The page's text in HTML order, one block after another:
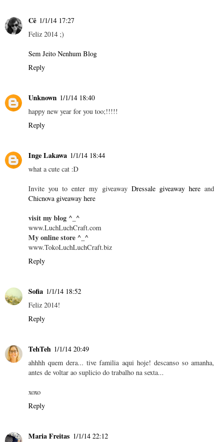
Cê 1/1/14 17:27
Feliz 2014 ;)
Sem Jeito Nenhum Blog
Reply
Unknown 1/1/14 18:40
happy new year for you too;!!!!!
Reply
Inge Lakawa 1/1/14 18:44
what a cute cat :D
Invite you to enter my giveaway Dressale giveaway hereand
Chicnova giveaway here
visit my blog ^_^
www.LuchLuchCraft.com
My online store ^_^
www.TokoLuchLuchCraft.biz
Reply
Sofia 1/1/14 18:52
Feliz 2014!
Reply
TehTeh 1/1/14 20:49
ahhhh quem dera... tive familia aqui hoje! descanso so amanha,
antes de voltar ao suplicio do trabalho na sexta...
xoxo
Reply
Maria Freitas 1/1/14 22:12